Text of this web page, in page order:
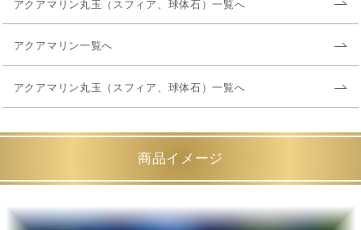
アクアマリン丸玉（スフィア、球体石）一覧へ
アクアマリン一覧へ
アクアマリン丸玉（スフィア、球体石）一覧へ
商品イメージ